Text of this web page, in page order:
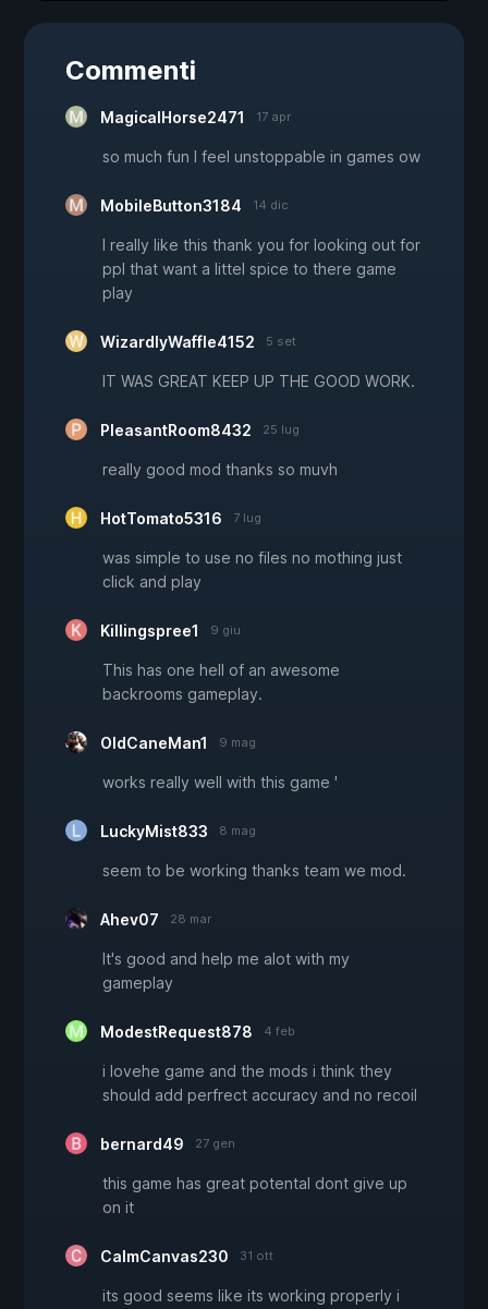
Commenti
MagicalHorse2471 17 apr
so much fun I feel unstoppable in games ow
MobileButton3184 14 dic
I really like this thank you for looking out for
ppl that want a littel spice to there game
play
WizardlyWaffle4152 5 set
IT WAS GREAT KEEP UP THE GOOD WORK.
PleasantRoom8432 25 lug
really good mod thanks so muvh
HotTomato5316 7 lug
was simple to use no files no mothing just
click and play
Killingspree1 9 giu
This has one hell of an awesome
backrooms gameplay.
OldCaneMan1 9 mag
works really well with this game '
LuckyMist833 8 mag
seem to be working thanks team we mod.
Ahev07 28 mar
It's good and help me alot with my
gameplay
ModestRequest878 4 feb
i lovehe game and the mods i think they
should add perfrect accuracy and no recoil
bernard49 27 gen
this game has great potental dont give up
on it
CalmCanvas230 31 ott
its good seems like its working properly i